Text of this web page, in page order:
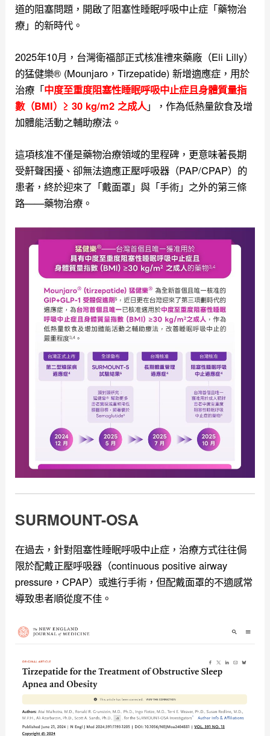
道的阻塞問題，開啟了阻塞性睡眠呼吸中止症「藥物治
療」的新時代。
2025年10月，台灣衛福部正式核准禮來藥廠（Eli Lilly）
的猛健樂® (Mounjaro，Tirzepatide) 新增適應症，用於
治療「中度至重度阻塞性睡眠呼吸中止症且身體質量指
數（BMI）≥ 30 kg/m2 之成人」，作為低熱量飲食及增
加體能活動之輔助療法。
這項核准不僅是藥物治療領域的里程碑，更意味著長期
受鼾聲困擾、卻無法適應正壓呼吸器（PAP/CPAP）的
患者，終於迎來了「戴面罩」與「手術」之外的第三條
路——藥物治療。
SURMOUNT-OSA
在過去，針對阻塞性睡眠呼吸中止症，治療方式往往侷
限於配戴正壓呼吸器（continuous positive airway
pressure，CPAP）或進行手術，但配戴面罩的不適感常
導致患者順從度不佳。